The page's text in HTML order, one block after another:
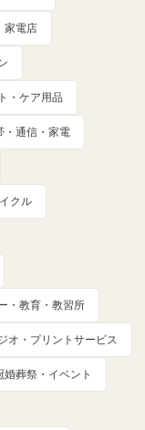
家電店
・ケア用品
・通信・家電
クル
・教育・教習所
オ・プリントサービス
婚葬祭・イベント